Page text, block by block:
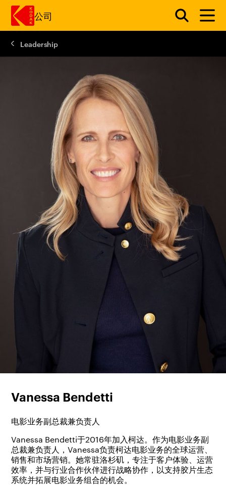
跳转至主内容
公司
Leadership
Vanessa Bendetti
电影业务副总裁兼负责人
Vanessa Bendetti于2016年加入柯达。作为电影业务副
总裁兼负责人，Vanessa负责柯达电影业务的全球运营、
销售和市场营销。她常驻洛杉矶，专注于客户体验、运营
效率，并与行业合作伙伴进行战略协作，以支持胶片生态
系统并拓展电影业务组合的机会。